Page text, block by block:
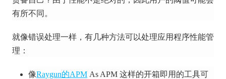
有所不同。
就像错误处理一样，有几种方法可以处理应用程序性能管
理：
像Raygun的APM As APM 这样的开箱即用的工具可